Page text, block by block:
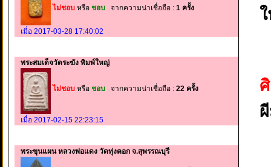
ไม่ชอบ หรือ ชอบ จากความน่าเชื่อถือ : 1 ครั้ง
เมื่อ 2017-03-28 17:40:02
พระสมเด็จวัดระฆัง พิมพ์ใหญ่
ไม่ชอบ หรือ ชอบ จากความน่าเชื่อถือ : 22 ครั้ง
เมื่อ 2017-02-15 22:23:15
พระขุนแผน หลวงพ่อแดง วัดทุ่งคอก จ.สุพรรณบุรี